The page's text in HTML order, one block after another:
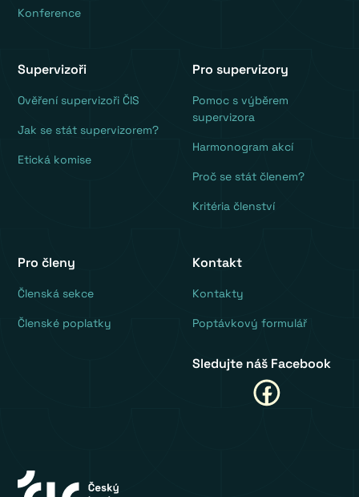
Konference
Supervizoři
Ověření supervizoři ČIS
Jak se stát supervizorem?
Etická komise
Pro supervizory
Pomoc s výběrem
supervizora
Harmonogram akcí
Proč se stát členem?
Kritéria členství
Pro členy
‍Členská sekce
Členské poplatky
Kontakt
Kontakty
Poptávkový formulář
Sledujte náš Facebook